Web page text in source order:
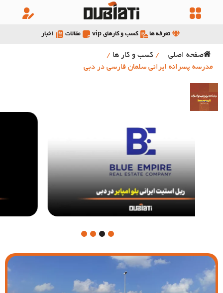
تعرفه ها کسب و کارهای vip مقالات اخبار
صفحه اصلی / کسب و کار ها /
مدرسه پسرانه ایرانی سلمان فارسی در دبی
1